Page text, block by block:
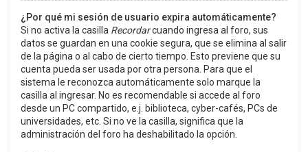
¿Por qué mi sesión de usuario expira automáticamente?
Si no activa la casilla Recordarcuando ingresa al foro, sus
datos se guardan en una cookie segura, que se elimina al salir
de la página o al cabo de cierto tiempo. Esto previene que su
cuenta pueda ser usada por otra persona. Para que el
sistema le reconozca automáticamente solo marque la
casilla al ingresar. No es recomendable si accede al foro
desde un PC compartido, e.j. biblioteca, cyber-cafés, PCs de
universidades, etc. Si no ve la casilla, significa que la
administración del foro ha deshabilitado la opción.